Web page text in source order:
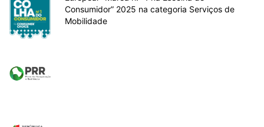
Consumidor” 2025 na categoria Serviços de
Mobilidade